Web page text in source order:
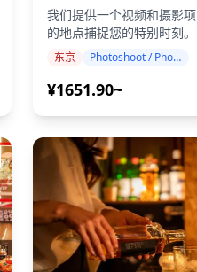
我们提供一个视频和摄影
的地点捕捉您的特别时刻。 由高技能的摄像师和摄
影师进行，我们的项目适
和动态的画面，并为视频
（预订时请与我们分享您喜欢的
天预订。 我们将安排会说英语/中文/韩语的专业人
士，确保顺畅的沟通和舒适的体验。
3~5分钟的专业编辑视频
有内容将在2周内交付。 视频将根据您期望的风格和
氛围进行编辑。 让我们通过我们专业的视频和摄影
服务，帮助您保存在东京的回忆！ ◆
如果您迟到于预定的会面
料数量可能会减少。 ・如
摄地点有雨，或者在拍摄
东京 Photoshoot / Photo tour
¥1651.90~